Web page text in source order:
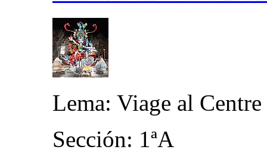
Lema: Viage al
Sección: 1ªA